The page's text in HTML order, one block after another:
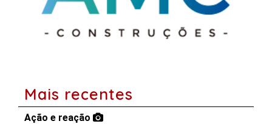
Mais recentes
Ação e reação